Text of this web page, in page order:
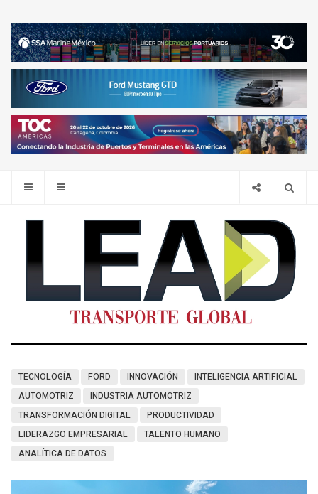
TECNOLOGÍA FORD INNOVACIÓN
INTELIGENCIA ARTIFICIAL
AUTOMOTRIZ
INDUSTRIA AUTOMOTRIZ
TRANSFORMACIÓN DIGITAL
PRODUCTIVIDAD
LIDERAZGO EMPRESARIAL
TALENTO HUMANO
ANALÍTICA DE DATOS